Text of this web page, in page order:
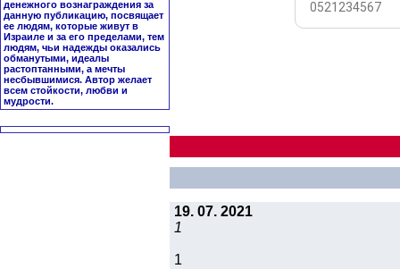
денежного вознаграждения за
данную публикацию, посвящает
ее людям, которые живут в
Израиле и за его пределами, тем
людям, чьи надежды оказались
обманутыми, идеалы
растоптанными, а мечты
несбывшимися. Автор желает
всем стойкости, любви и
мудрости.
19. 07. 2021
1
1